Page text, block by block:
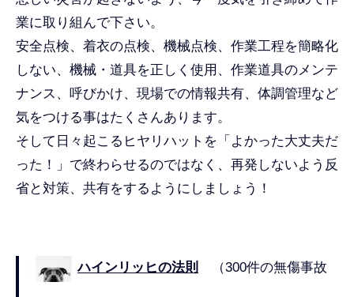
業に取り組んで下さい。
安全点検、着衣の点検、機械点検、作業工程を簡略化
しない、機械・道具を正しく使用、作業道具のメンテ
ナンス、呼びかけ、現場での情報共有、体調管理など
気をつける事はたくさんあります。
そして日々起こるヒヤリハットを「よかった大丈夫だ
った！」で終わらせるのではなく、再発しないよう反
省と対策、共有をするようにしましょう！
ハインリッヒの法則 （300件の無傷事故